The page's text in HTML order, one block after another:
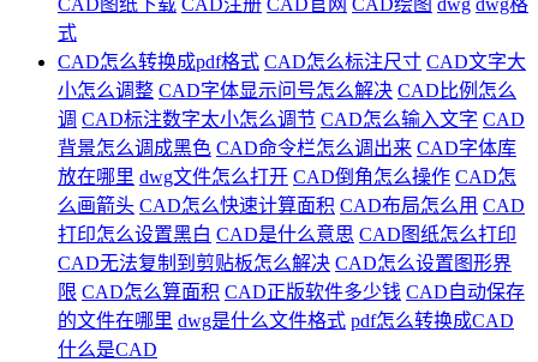
式
CAD怎么转换成pdf格式 CAD怎么标注尺寸 CAD文字大
小怎么调整 CAD字体显示问号怎么解决 CAD比例怎么
调 CAD标注数字太小怎么调节 CAD怎么输入文字 CAD
背景怎么调成黑色 CAD命令栏怎么调出来 CAD字体库
放在哪里 dwg文件怎么打开 CAD倒角怎么操作 CAD怎
么画箭头 CAD怎么快速计算面积 CAD布局怎么用 CAD
打印怎么设置黑白 CAD是什么意思 CAD图纸怎么打印
CAD无法复制到剪贴板怎么解决 CAD怎么设置图形界
限 CAD怎么算面积 CAD正版软件多少钱 CAD自动保存
的文件在哪里 dwg是什么文件格式 pdf怎么转换成CAD
什么是CAD